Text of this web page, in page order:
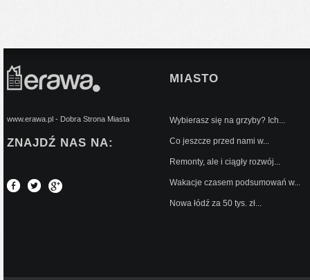
www.erawa.pl - Dobra Strona Miasta
ZNAJDŹ NAS NA:
MIASTO
Wybierasz się na grzyby? Ich...
Co jeszcze przed nami w...
Remonty, ale i ciągły rozwój...
Wakacje czasem podsumowań w...
Nowa łódź za 50 tys. zł...